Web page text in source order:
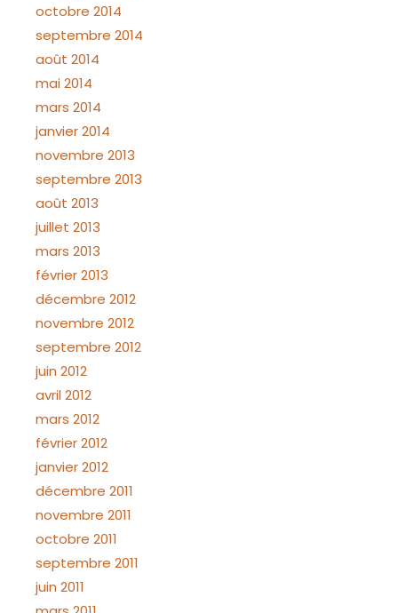
octobre 2014
septembre 2014
août 2014
mai 2014
mars 2014
janvier 2014
novembre 2013
septembre 2013
août 2013
juillet 2013
mars 2013
février 2013
décembre 2012
novembre 2012
septembre 2012
juin 2012
avril 2012
mars 2012
février 2012
janvier 2012
décembre 2011
novembre 2011
octobre 2011
septembre 2011
juin 2011